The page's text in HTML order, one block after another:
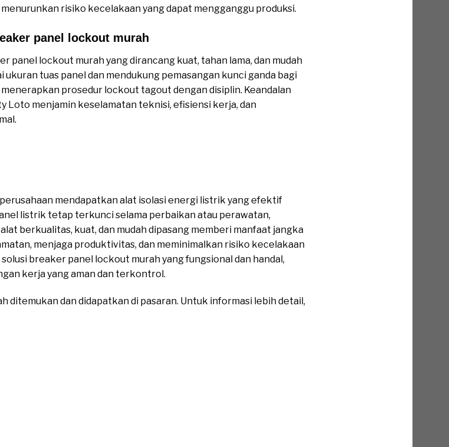
risiko kecelakaan yang dapat mengganggu produksi.
panel lockout murah
panel lockout murah yang dirancang kuat, tahan lama, dan mudah
tuas panel dan mendukung pemasangan kunci ganda bagi
prosedur lockout tagout dengan disiplin. Keandalan
Loto menjamin keselamatan teknisi, efisiensi kerja, dan
mendapatkan alat isolasi energi listrik yang efektif
listrik tetap terkunci selama perbaikan atau perawatan,
berkualitas, kuat, dan mudah dipasang memberi manfaat jangka
menjaga produktivitas, dan meminimalkan risiko kecelakaan
breaker panel lockout murah yang fungsional dan handal,
kerja yang aman dan terkontrol.
ditemukan dan didapatkan di pasaran. Untuk informasi lebih detail,